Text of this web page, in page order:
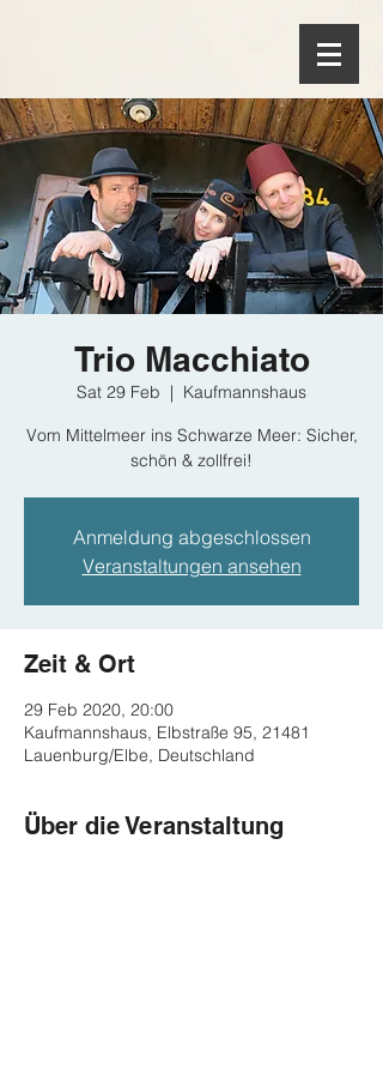
Trio Macchiato
Sat 29 Feb
  |
Kaufmannshaus
Vom Mittelmeer ins Schwarze Meer: Sicher,
schön & zollfrei!
Anmeldung abgeschlossen
Veranstaltungen ansehen
Zeit & Ort
29 Feb 2020, 20:00
Kaufmannshaus, Elbstraße 95, 21481
Lauenburg/Elbe, Deutschland
Über die Veranstaltung